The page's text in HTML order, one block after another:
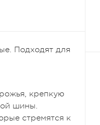
Подходят для
крепкую
шины.
стремятся к